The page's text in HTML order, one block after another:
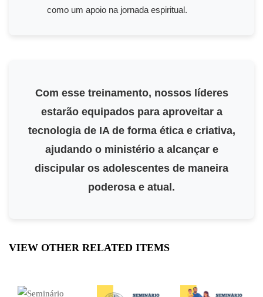
como um apoio na jornada espiritual.
Com esse treinamento, nossos líderes
estarão equipados para aproveitar a
tecnologia de IA de forma ética e criativa,
ajudando o ministério a alcançar e
discipular os adolescentes de maneira
poderosa e atual.
VIEW OTHER RELATED ITEMS